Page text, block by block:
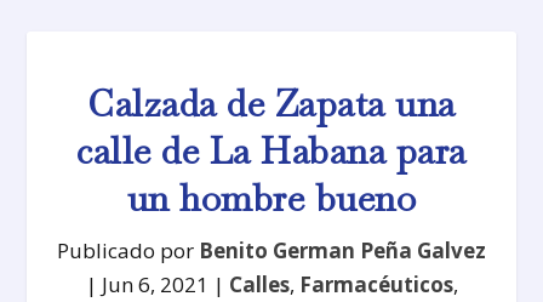
Calzada de Zapata una
calle de La Habana para
un hombre bueno
Publicado por Benito German Peña Galvez
| Jun 6, 2021 | Calles, Farmacéuticos,